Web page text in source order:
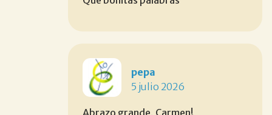
pepa
5 julio 2026
Abrazo grande, Carmen!